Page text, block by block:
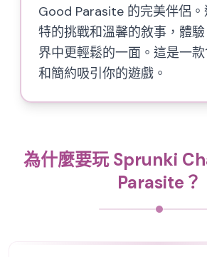
Good Parasite 的完美伴侶。
特的挑戰和溫馨的敘事，體
界中更輕鬆的一面。這是一
和簡約吸引你的遊戲。
為什麼要玩 Sprunki
Parasite？